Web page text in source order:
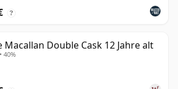
?
Macallan Double Cask 12 Jahre alt
40%